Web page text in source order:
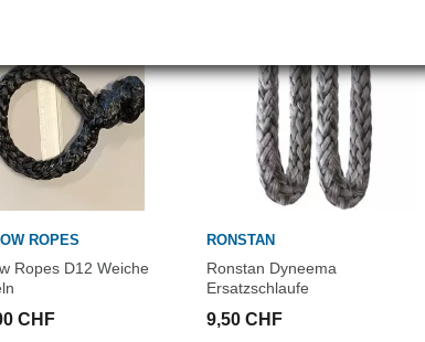
ROPES
Ropes D12 Weiche
CHF
RONSTAN
Ronstan Dyneema
Ersatzschlaufe
9,50 CHF